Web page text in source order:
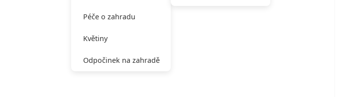
Péče o zahradu
Květiny
Odpočinek na zahradě